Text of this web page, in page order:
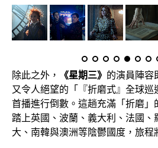
除此之外， 《星期三》 的演員陣容
又令人絕望的「『折磨式』全球巡
首播進行倒數。這趟充滿「折磨」
踏上英國、波蘭、義大利、法國
大、南韓與澳洲等陰鬱國度，旅程